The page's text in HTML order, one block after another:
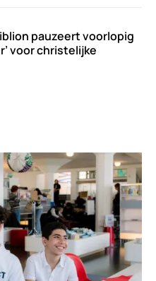
pauzeert voorlopig
voor christelijke